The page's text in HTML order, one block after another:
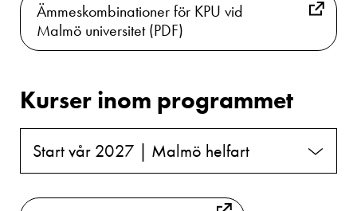
Ämmeskombinationer för KPU vid
Malmö universitet (PDF)
Kurser inom programmet
Start vår 2027 | Malmö helfart